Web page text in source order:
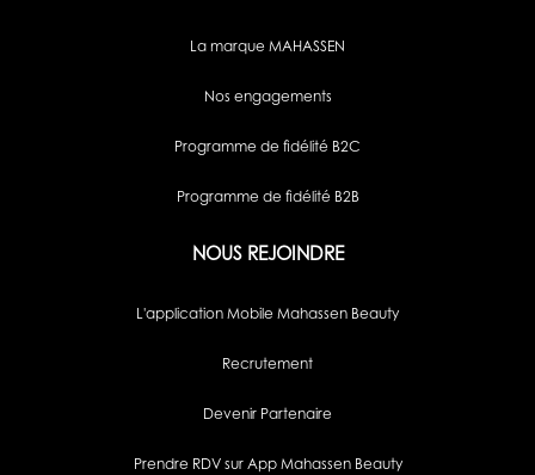
La marque MAHASSEN
Nos engagements
Programme de fidélité B2C
Programme de fidélité B2B
NOUS REJOINDRE
L'application Mobile Mahassen Beauty
Recrutement
Devenir Partenaire
Prendre RDV sur App Mahassen Beauty